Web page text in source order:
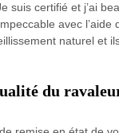
suis certifié et j’ai
avec
naturel et
du